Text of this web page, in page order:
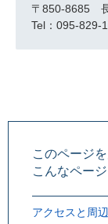
〒850-8685
Tel：095-829-
このページ
こんなペー
アクセスと周